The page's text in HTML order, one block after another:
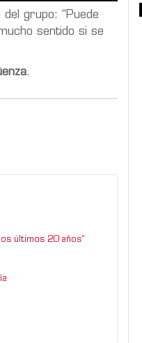
grupo: “Puede
sentido si se
.
últimos 20 años”